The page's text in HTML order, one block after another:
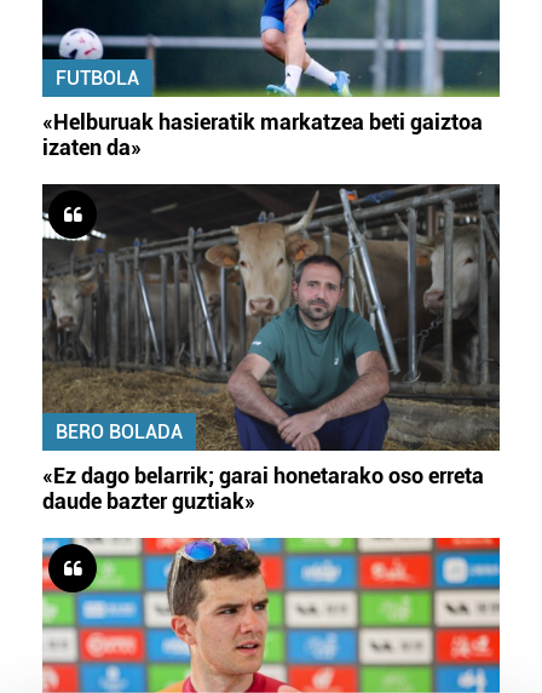
FUTBOLA
«Helburuak hasieratik markatzea beti gaiztoa
izaten da»
BERO BOLADA
«Ez dago belarrik; garai honetarako oso erreta
daude bazter guztiak»